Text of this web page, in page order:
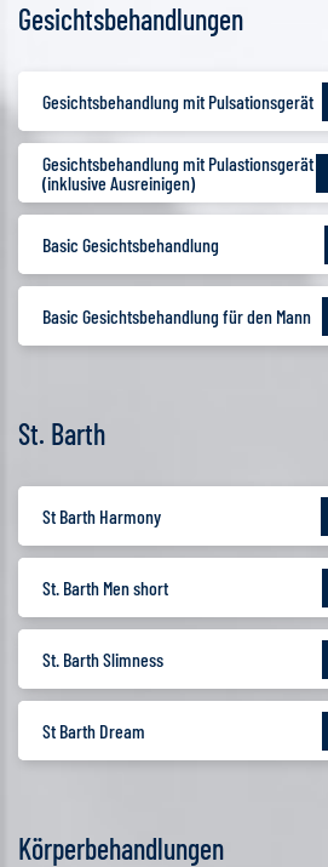
Gesichtsbehandlungen
Gesichtsbehandlung mit Pulsationsgerät
Gesichtsbehandlung mit Pulastionsgerät
(inklusive Ausreinigen)
Basic Gesichtsbehandlung
Basic Gesichtsbehandlung für den Mann
St. Barth
St Barth Harmony
St. Barth Men short
St. Barth Slimness
St Barth Dream
Körperbehandlungen